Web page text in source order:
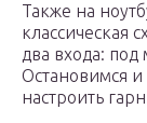
Также на
классическая
два входа:
Остановимся
настроить